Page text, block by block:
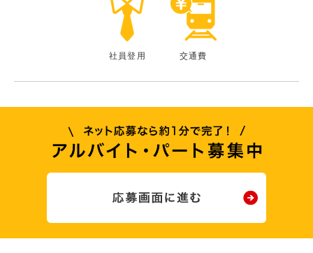
社員登用 交通費